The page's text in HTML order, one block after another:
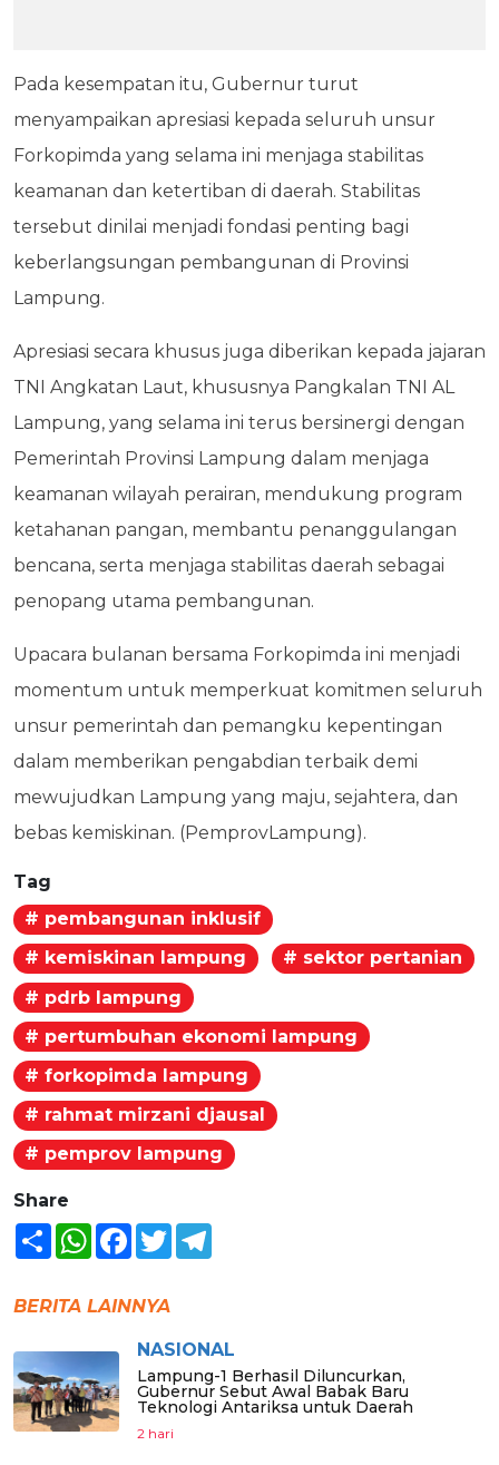
Pada kesempatan itu, Gubernur turut
menyampaikan apresiasi kepada seluruh unsur
Forkopimda yang selama ini menjaga stabilitas
keamanan dan ketertiban di daerah. Stabilitas
tersebut dinilai menjadi fondasi penting bagi
keberlangsungan pembangunan di Provinsi
Lampung.
Apresiasi secara khusus juga diberikan kepada jajaran
TNI Angkatan Laut, khususnya Pangkalan TNI AL
Lampung, yang selama ini terus bersinergi dengan
Pemerintah Provinsi Lampung dalam menjaga
keamanan wilayah perairan, mendukung program
ketahanan pangan, membantu penanggulangan
bencana, serta menjaga stabilitas daerah sebagai
penopang utama pembangunan.
Upacara bulanan bersama Forkopimda ini menjadi
momentum untuk memperkuat komitmen seluruh
unsur pemerintah dan pemangku kepentingan
dalam memberikan pengabdian terbaik demi
mewujudkan Lampung yang maju, sejahtera, dan
bebas kemiskinan. (PemprovLampung).
Tag
# pembangunan inklusif
# kemiskinan lampung
# sektor pertanian
# pdrb lampung
# pertumbuhan ekonomi lampung
# forkopimda lampung
# rahmat mirzani djausal
# pemprov lampung
Share
Share WhatsAppFacebook
Twitter
BERITA LAINNYA
NASIONAL
Lampung-1 Berhasil Diluncurkan,
Gubernur Sebut Awal Babak Baru
Teknologi Antariksa untuk Daerah
2 hari